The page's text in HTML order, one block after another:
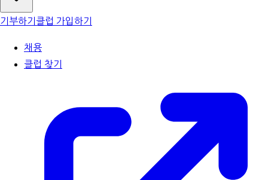
기부하기 클럽 가입하기
채용
클럽 찾기